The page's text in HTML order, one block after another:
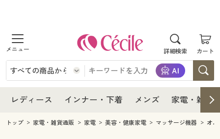
詳細検索 カート
商品を探す
レディース
レディースファッション
インナー・下着
インナー・下着通販すべて
メンズ
レディース インナー・下着 メンズ 家電・雑貨
レディース
レディース通販すべて
レディースファッション
インナー・下着
インナー・下着通販すべて
メンズ
トップ 家電・雑貨通販 家電 美容・健康家電 マッサージ機器 オ